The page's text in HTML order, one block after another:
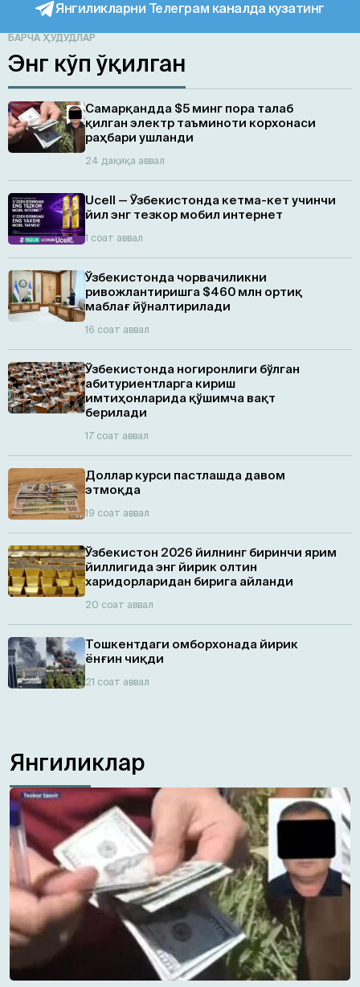
Янгиликларни Телеграм каналда кузатинг
БАРЧА ҲУДУДЛАР
Энг кўп ўқилган
Самарқандда $5 минг пора талаб
қилган электр таъминоти корхонаси
раҳбари ушланди
24 дақиқа аввал
Ucell — Ўзбекистонда кетма-кет учинчи
йил энг тезкор мобил интернет
1 соат аввал
Ўзбекистонда чорвачиликни
ривожлантиришга $460 млн ортиқ
маблағ йўналтирилади
16 соат аввал
Ўзбекистонда ногиронлиги бўлган
абитуриентларга кириш
имтиҳонларида қўшимча вақт
берилади
17 соат аввал
Доллар курси пастлашда давом
этмоқда
19 соат аввал
Ўзбекистон 2026 йилнинг биринчи ярим
йиллигида энг йирик олтин
харидорларидан бирига айланди
20 соат аввал
Тошкентдаги омборхонада йирик
ёнғин чиқди
21 соат аввал
Янгиликлар